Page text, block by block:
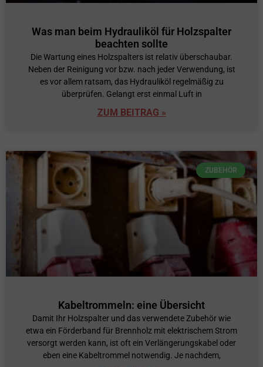
Was man beim Hydrauliköl für Holzspalter
beachten sollte
Die Wartung eines Holzspalters ist relativ überschaubar.
Neben der Reinigung vor bzw. nach jeder Verwendung, ist
es vor allem ratsam, das Hydrauliköl regelmäßig zu
überprüfen. Gelangt erst einmal Luft in
ZUM BEITRAG »
ZUBEHÖR
Kabeltrommeln: eine Übersicht
Damit Ihr Holzspalter und das verwendete Zubehör wie
etwa ein Förderband für Brennholz mit elektrischem Strom
versorgt werden kann, ist oft ein Verlängerungskabel oder
eben eine Kabeltrommel notwendig. Je nachdem,